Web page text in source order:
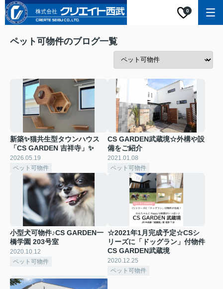
0
ペット可物件のブログ一覧
新築✨猫共生型タウンハウス
「CS GARDEN 吉祥寺」✨
2026.05.19
ペット可物件
CS GARDEN武蔵境☆外構や設
備をご紹介
2021.01.08
ペット可物件
小型犬可物件♪CS GARDEN一
橋学園 203号室
2020.10.12
ペット可物件
☆2021年1月完成予定☆CSシ
リーズに「ドッグラン」付物件
CS GARDEN武蔵境
2020.12.25
ペット可物件